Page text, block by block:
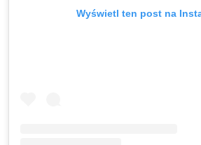
Wyświetl ten post na